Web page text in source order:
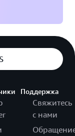
Поддержка
Свяжитесь
с нами